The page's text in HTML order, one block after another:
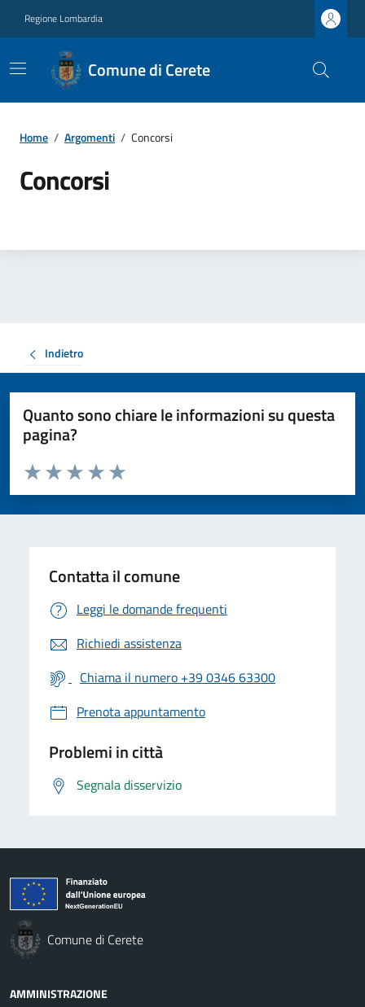
Regione Lombardia
Comune di Cerete
Home / Argomenti / Concorsi
Concorsi
Indietro
Quanto sono chiare le informazioni su questa
pagina?
Valuta da 1 a 5 stelle la pagina
Valuta 5 stelle su 5
Valuta 4 stelle su 5
Valuta 3 stelle su 5
Valuta 2 stelle su 5
Valuta 1 stelle su 5
Contatta il comune
Leggi le domande frequenti
Richiedi assistenza
Chiama il numero +39 0346 63300
Prenota appuntamento
Problemi in città
Segnala disservizio
Comune di Cerete
AMMINISTRAZIONE